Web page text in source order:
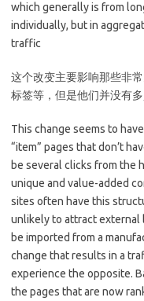
which generally is from
individually, but in
traffic
这个改变主要影响那些非
标签等，但是他们并没有多
This change seems to
“item” pages that don’t
be several clicks from the
unique and value-added
sites often have this
unlikely to attract external
be imported from a
change that results in a
experience the opposite.
the pages that are now